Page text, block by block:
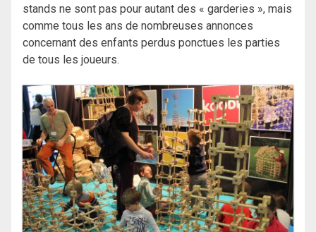
stands ne sont pas pour autant des « garderies », mais
comme tous les ans de nombreuses annonces
concernant des enfants perdus ponctues les parties
de tous les joueurs.